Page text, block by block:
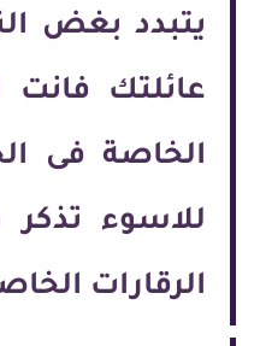
يتبدد بغض
عائلتك فانت
الخاصة فى
للاسوء تذكر
الرقارات